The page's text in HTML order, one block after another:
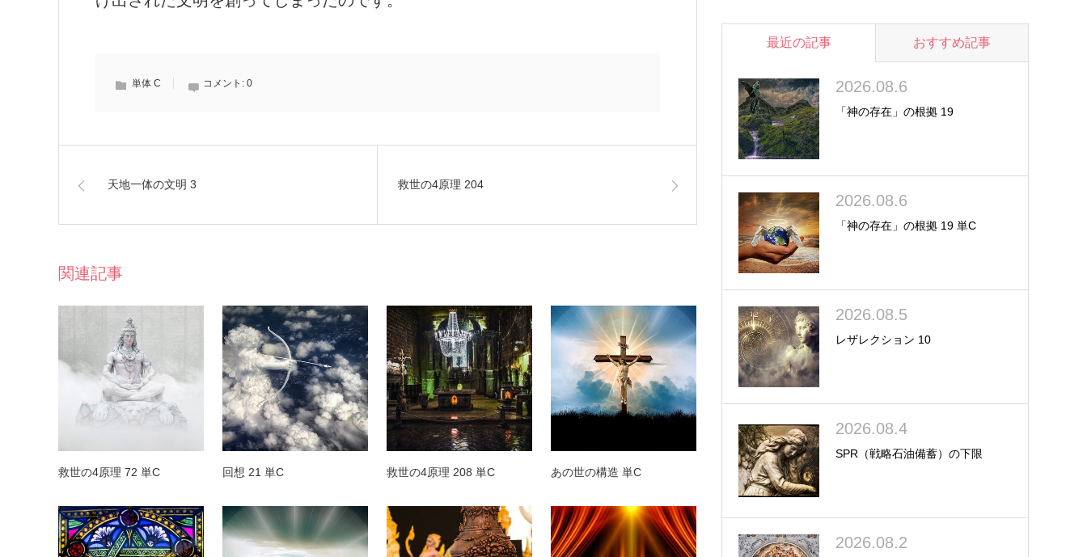
単体 C コメント: 0
天地一体の文明 3 救世の4原理 204
関連記事
救世の4原理 72 単C 回想 21 単C 救世の4原理 208 単C あの世の構造 単C
最近の記事 おすすめ記事
2026.08.6
「神の存在」の根拠 19
2026.08.6
「神の存在」の根拠 19 単C
2026.08.5
レザレクション 10
2026.08.4
SPR（戦略石油備蓄）の下限
2026.08.2